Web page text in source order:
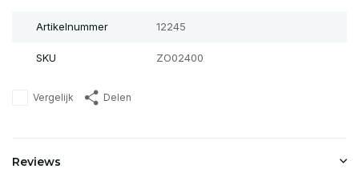
Artikelnummer 12245
SKU ZO02400
Vergelijk Delen
Reviews